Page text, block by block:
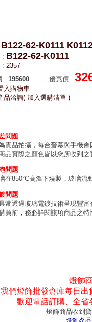
B122-62-K0111
: B122-62-K0111
: 2357
: 195600 優惠價 :
入購物車
品洽詢( 加入選購清單 )
問題
實品拍攝，每台螢幕與手機
品實際之顏色皆以您所收到之
問題
在850°C高溫下燒製，玻璃
問題
常透過玻璃電鍍技術呈現豐
購買前，務必詳閱該項商品之
燈飾
我們燈飾批發倉庫每日
歡迎電話訂購、全
燈飾商品收到